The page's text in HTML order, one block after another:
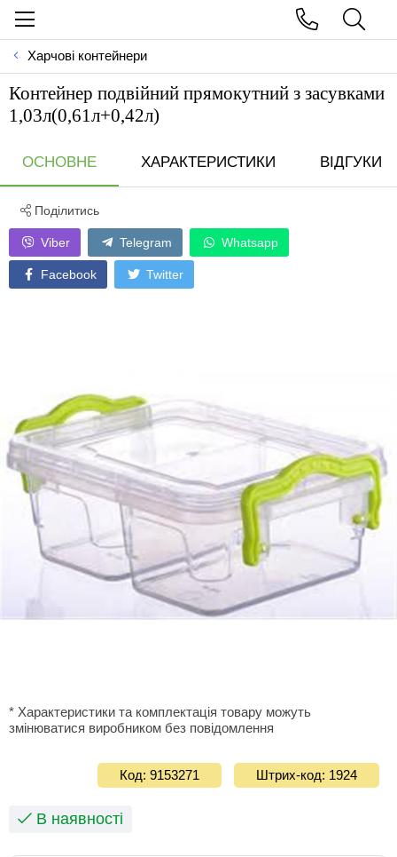
Харчові контейнери
Контейнер подвiйний прямокутний з засувками
1,03л(0,61л+0,42л)
ОСНОВНЕ ХАРАКТЕРИСТИКИ ВІДГУКИ
Поділитись
Viber Telegram Whatsapp
Facebook Twitter
* Характеристики та комплектація товару можуть
змінюватися виробником без повідомлення
Код: 9153271 Штрих-код: 1924
В наявності